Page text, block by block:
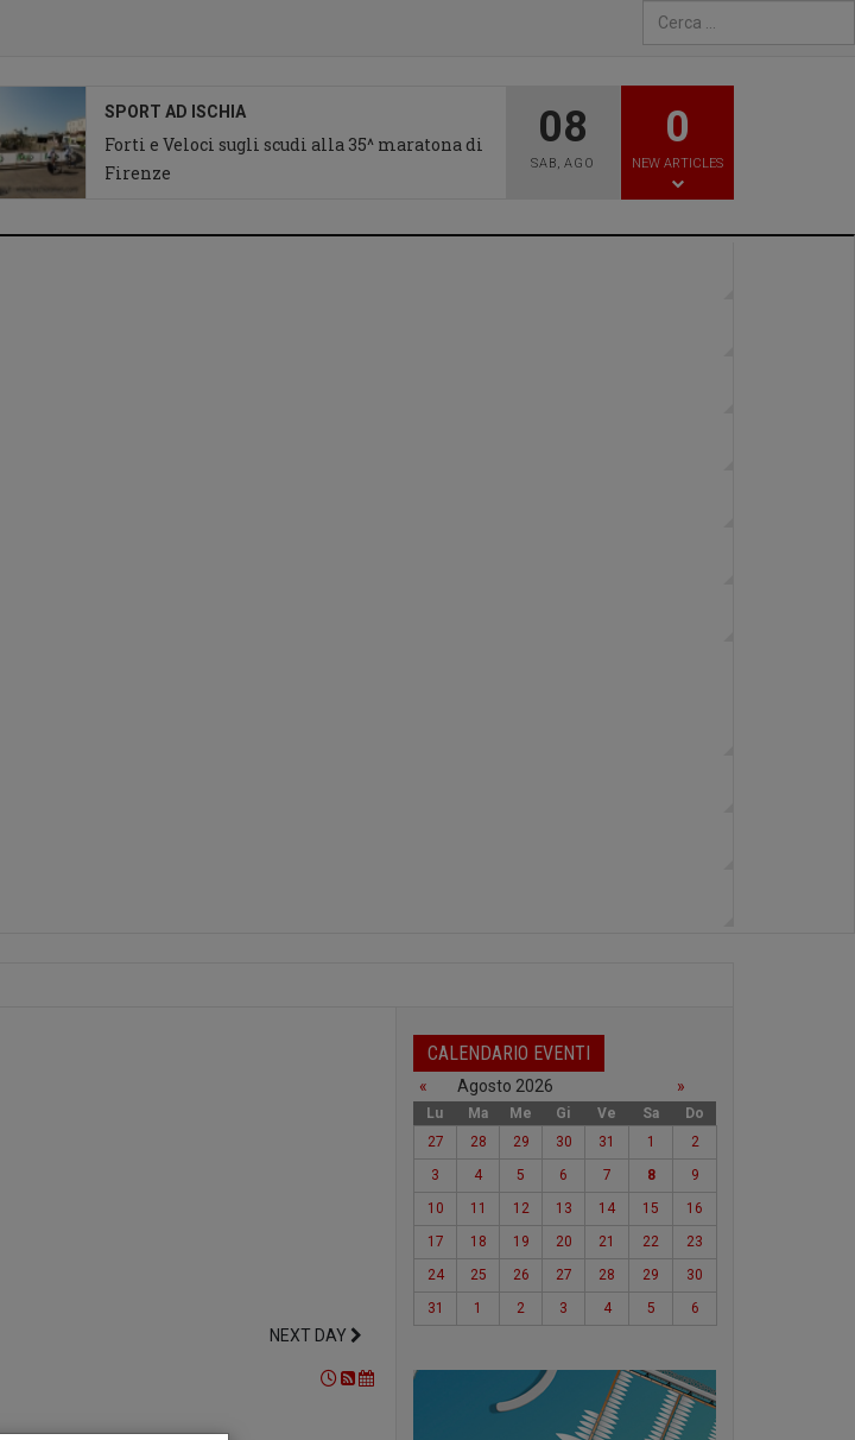
SPORT AD ISCHIA
Forti e Veloci sugli scudi alla 35^ maratona di
Firenze
08
SAB, AGO
0
NEW ARTICLES
NEXT DAY
CALENDARIO EVENTI
« Agosto 2026 »
Lu Ma Me Gi Ve Sa
Do
27
28 29 30 31 1
2
3
4 5 6 7 8
9
10
11 12 13 14 15
16
17
18 19 20 21 22
23
24
25 26 27 28 29
30
31
1 2 3 4 5 6